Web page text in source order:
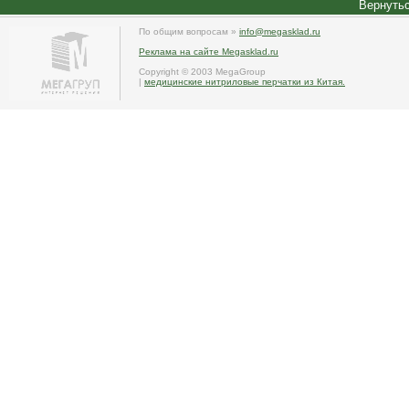
По общим вопросам » info@megasklad.ru
Реклама на сайте Megasklad.ru
Copyright © 2003 MegaGroup
| медицинские нитриловые перчатки из Китая.